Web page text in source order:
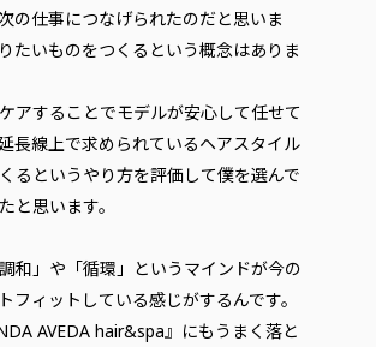
の仕事につなげられたのだと思いま
たいものをつくるという概念はありま
アすることでモデルが安心して任せて
長線上で求められているヘアスタイル
るというやり方を評価して僕を選んで
と思います。
和」や「循環」というマインドが今の
フィットしている感じがするんです。
AVEDA hair&spa』にもうまく落と